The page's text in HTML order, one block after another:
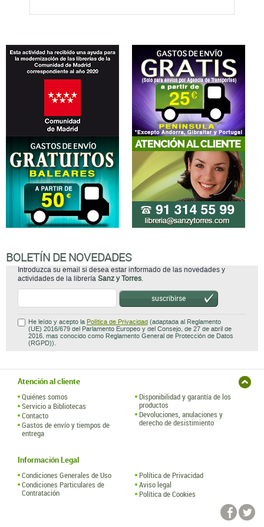
BOLETÍN DE NOVEDADES
Introduzca su email si desea estar informado de las novedades y
actividades de la librería Sanz y Torres.
suscribirse
He leído y acepto la Política de Privacidad (adaptada al Reglamento
(UE) 2016/679 del Parlamento Europeo y del Consejo, de 27 de abril de
2016, mas conocido como Reglamento General de Protección de Datos
(RGPD)).
Atención al cliente
Quiénes somos
Servicio a Bibliotecas
Contacto
Gastos de envío y tiempos de
entrega
Disponibilidad y garantía de los
productos
Devoluciones, anulaciones y
derecho de desistimiento
Información Legal
Condiciones Generales de Uso
Condiciones Particulares de
Contratación
Política de Privacidad
Aviso legal
Política de Cookies